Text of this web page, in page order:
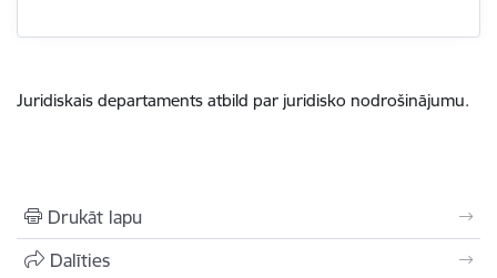
Juridiskais departaments atbild par juridisko nodrošinājumu.
Drukāt lapu
Dalīties